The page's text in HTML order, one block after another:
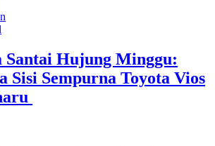
Santai Hujung Minggu:
Sisi Sempurna Toyota Vios